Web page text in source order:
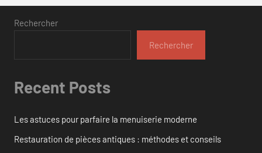
Rechercher
Rechercher
Recent Posts
Les astuces pour parfaire la menuiserie moderne
Restauration de pièces antiques : méthodes et conseils